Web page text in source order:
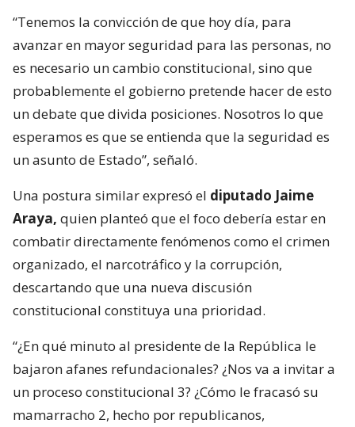
“Tenemos la convicción de que hoy día, para
avanzar en mayor seguridad para las personas, no
es necesario un cambio constitucional, sino que
probablemente el gobierno pretende hacer de esto
un debate que divida posiciones. Nosotros lo que
esperamos es que se entienda que la seguridad es
un asunto de Estado”, señaló.
Una postura similar expresó el diputado Jaime
Araya, quien planteó que el foco debería estar en
combatir directamente fenómenos como el crimen
organizado, el narcotráfico y la corrupción,
descartando que una nueva discusión
constitucional constituya una prioridad.
“¿En qué minuto al presidente de la República le
bajaron afanes refundacionales? ¿Nos va a invitar a
un proceso constitucional 3? ¿Cómo le fracasó su
mamarracho 2, hecho por republicanos,